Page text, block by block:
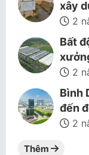
xây
2
Bất
2
Bình
đến
2
Thêm